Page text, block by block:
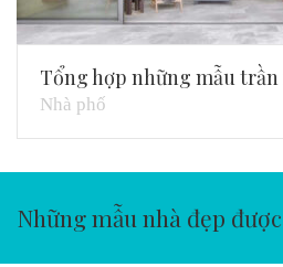
Tổng hợp những mẫu
Nhà phố
Những mẫu nhà đẹp